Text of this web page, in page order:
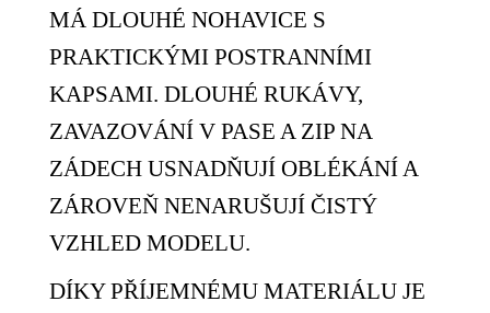
MÁ DLOUHÉ NOHAVICE S
PRAKTICKÝMI POSTRANNÍMI
KAPSAMI. DLOUHÉ RUKÁVY,
ZAVAZOVÁNÍ V PASE A ZIP NA
ZÁDECH USNADŇUJÍ OBLÉKÁNÍ A
ZÁROVEŇ NENARUŠUJÍ ČISTÝ
VZHLED MODELU.
DÍKY PŘÍJEMNÉMU MATERIÁLU JE